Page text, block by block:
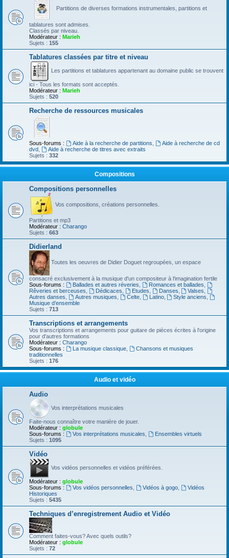
Partitions de diverses formations instrumentales, partitions et
tablatures sont admises.
Classés par niveau.
Modérateur : Marieh
Sujets : 155
Tablatures classées par titre et niveau
Les partitions et tablatures appartenant au domaine public se trouvent
ici - Tous les formats sont acceptés.
Modérateur : Marieh
Sujets : 520
Recherche de ressources musicales
Sous-forums : Aide à la recherche de partitions
Aide à recherche de cd
dvd
Aide à recherche de titres avec extraits
Sujets : 332
Compositions
Compositions personnelles
Vos compositions, créations personnelles.
Partitions et mp3
Modérateur : Charango
Sujets : 663
Didierland
Toutes les oeuvres de Didier Doguet regroupées, un espace
consacré exclusivement à la musique d'un compositeur à l'imagination fertile
Sous-forums :
Ballades et autres réveries Romances et ballades
Rêveries et berceuses
Dédicaces Etudes Danses Valses
Autres danses
Autres musiques Celte, Latino, Style anciens
Musique d’ensemble
Sujets : 713
Transcriptions et arrangements
Vos transcriptions et arrangements pour guitare de pièces écrites à l'origine
pour d'autres formations
Modérateur : Charango
Sous-forums :
La musique classique,
Chansons et musiques
traditionnelles
Sujets : 176
Audio et vidéo
Audio
Vos interprétations musicales
Faite-nous connaître votre manière de jouer.
Modérateur : globule
Sous-forums :
Vos interprétations musicales
Ensembles virtuels
Sujets : 1095
Vidéo
Vos vidéos personnelles et vidéos préférées.
Modérateur : globule
Sous-forums :
Vos vidéos personnelles Vidéos à gogo,
Vidéos
Historiques
Sujets : 5435
Techniques d’enregistrement Audio et Vidéo
Comment faites-vous? Avec quels outils?
Modérateur : globule
Sujets : 72